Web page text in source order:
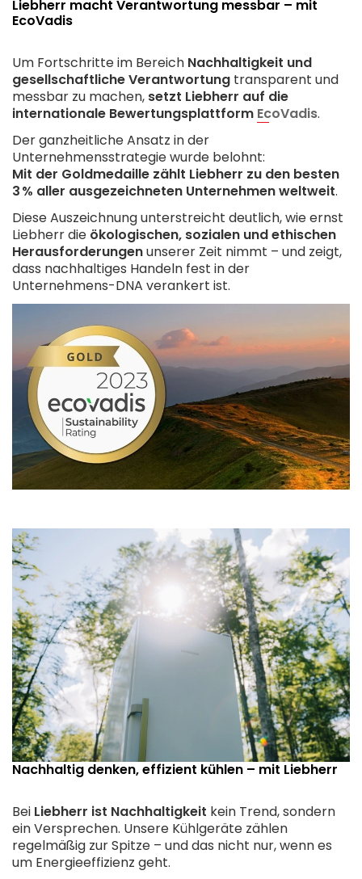
Liebherr macht Verantwortung messbar – mit
EcoVadis
Um Fortschritte im Bereich Nachhaltigkeit und
gesellschaftliche Verantwortung transparent und
messbar zu machen, setzt Liebherr auf die
internationale Bewertungsplattform EcoVadis.
Der ganzheitliche Ansatz in der
Unternehmensstrategie wurde belohnt:
Mit der Goldmedaille zählt Liebherr zu den besten
3 % aller ausgezeichneten Unternehmen weltweit.
Diese Auszeichnung unterstreicht deutlich, wie ernst
Liebherr die ökologischen, sozialen und ethischen
Herausforderungenunserer Zeit nimmt – und zeigt,
dass nachhaltiges Handeln fest in der
Unternehmens-DNA verankert ist.
Nachhaltig denken, effizient kühlen – mit Liebherr
Bei Liebherr ist Nachhaltigkeit kein Trend, sondern
ein Versprechen. Unsere Kühlgeräte zählen
regelmäßig zur Spitze – und das nicht nur, wenn es
um Energieeffizienz geht.